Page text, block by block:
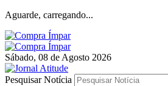
Aguarde, carregando...
Sábado, 08 de Agosto 2026
Pesquisar Notícia